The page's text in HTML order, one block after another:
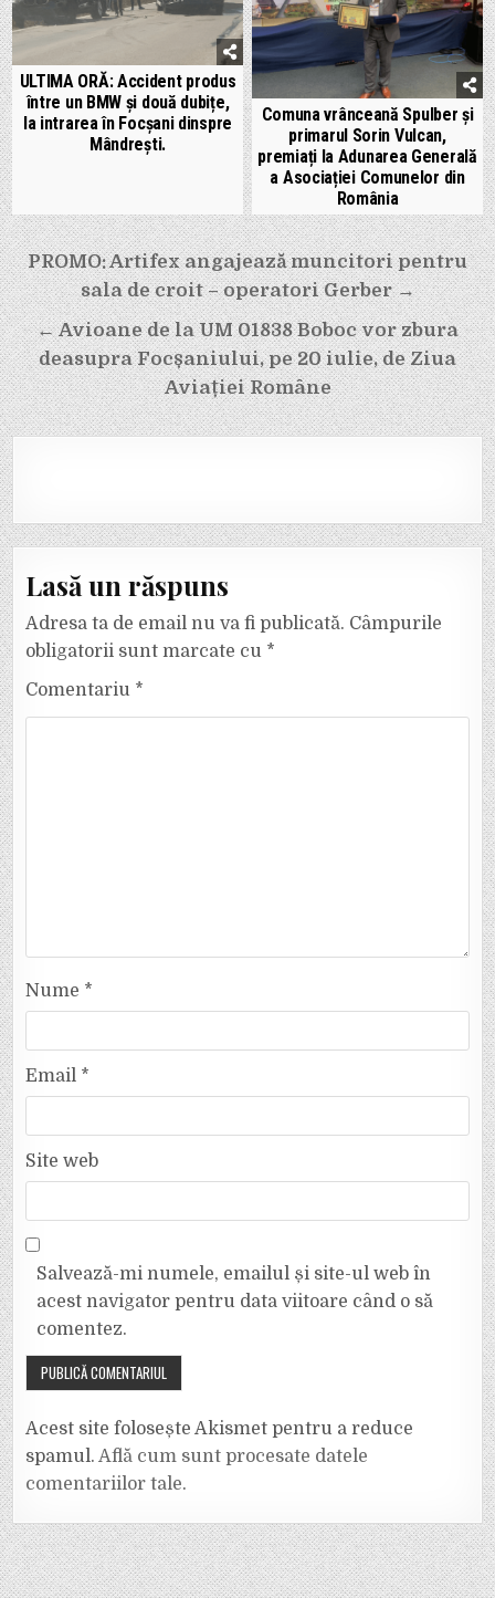
ULTIMA ORĂ: Accident produs
între un BMW și două dubițe,
la intrarea în Focșani dinspre
Mândrești.
Comuna vrânceană Spulber și
primarul Sorin Vulcan,
premiați la Adunarea Generală
a Asociației Comunelor din
România
Navigare
în
articole
PROMO: Artifex angajează muncitori pentru
sala de croit – operatori Gerber →
← Avioane de la UM 01838 Boboc vor zbura
deasupra Focșaniului, pe 20 iulie, de Ziua
Aviației Române
Lasă un răspuns
Adresa ta de email nu va fi publicată. Câmpurile
obligatorii sunt marcate cu *
Comentariu *
Nume *
Email *
Site web
Salvează-mi numele, emailul și site-ul web în
acest navigator pentru data viitoare când o să
comentez.
Acest site folosește Akismet pentru a reduce
spamul. Află cum sunt procesate datele
comentariilor tale.